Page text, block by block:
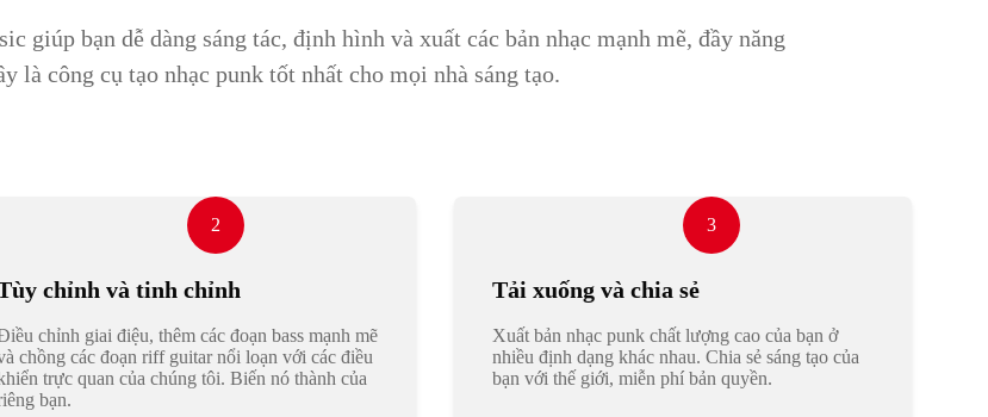
giúp bạn dễ dàng sáng tác, định hình và xuất các bản nhạc mạnh mẽ, đầy năng
là công cụ tạo nhạc punk tốt nhất cho mọi nhà sáng tạo.
2
chỉnh và tinh chỉnh
chỉnh giai điệu, thêm các đoạn bass mạnh mẽ
chồng các đoạn riff guitar nổi loạn với các điều
trực quan của chúng tôi. Biến nó thành của
bạn.
3
Tải xuống và chia sẻ
Xuất bản nhạc punk chất lượng cao của bạn ở
nhiều định dạng khác nhau. Chia sẻ sáng tạo của
bạn với thế giới, miễn phí bản quyền.